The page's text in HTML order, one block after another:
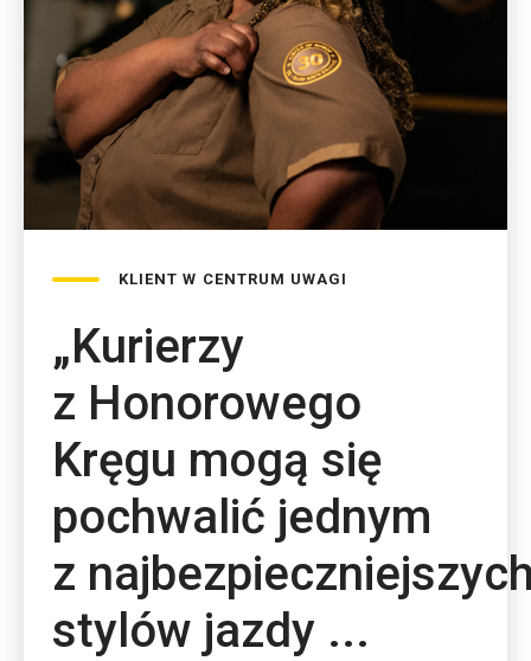
KLIENT W CENTRUM UWAGI
„Kurierzy
z Honorowego
Kręgu mogą się
pochwalić jednym
z
stylów jazdy ...